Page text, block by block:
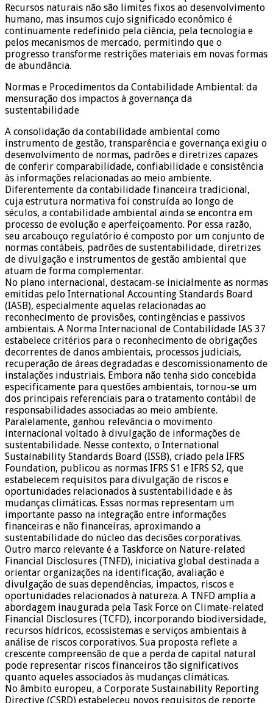
Recursos naturais não são limites fixos ao desenvolvimento
humano, mas insumos cujo significado econômico é
continuamente redefinido pela ciência, pela tecnologia e
pelos mecanismos de mercado, permitindo que o
progresso transforme restrições materiais em novas formas
de abundância.
Normas e Procedimentos da Contabilidade Ambiental: da
mensuração dos impactos à governança da
sustentabilidade
A consolidação da contabilidade ambiental como
instrumento de gestão, transparência e governança exigiu o
desenvolvimento de normas, padrões e diretrizes capazes
de conferir comparabilidade, confiabilidade e consistência
às informações relacionadas ao meio ambiente.
Diferentemente da contabilidade financeira tradicional,
cuja estrutura normativa foi construída ao longo de
séculos, a contabilidade ambiental ainda se encontra em
processo de evolução e aperfeiçoamento. Por essa razão,
seu arcabouço regulatório é composto por um conjunto de
normas contábeis, padrões de sustentabilidade, diretrizes
de divulgação e instrumentos de gestão ambiental que
atuam de forma complementar.
No plano internacional, destacam-se inicialmente as normas
emitidas pelo International Accounting Standards Board
(IASB), especialmente aquelas relacionadas ao
reconhecimento de provisões, contingências e passivos
ambientais. A Norma Internacional de Contabilidade IAS 37
estabelece critérios para o reconhecimento de obrigações
decorrentes de danos ambientais, processos judiciais,
recuperação de áreas degradadas e descomissionamento de
instalações industriais. Embora não tenha sido concebida
especificamente para questões ambientais, tornou-se um
dos principais referenciais para o tratamento contábil de
responsabilidades associadas ao meio ambiente.
Paralelamente, ganhou relevância o movimento
internacional voltado à divulgação de informações de
sustentabilidade. Nesse contexto, o International
Sustainability Standards Board (ISSB), criado pela IFRS
Foundation, publicou as normas IFRS S1 e IFRS S2, que
estabelecem requisitos para divulgação de riscos e
oportunidades relacionados à sustentabilidade e às
mudanças climáticas. Essas normas representam um
importante passo na integração entre informações
financeiras e não financeiras, aproximando a
sustentabilidade do núcleo das decisões corporativas.
Outro marco relevante é a Taskforce on Nature-related
Financial Disclosures (TNFD), iniciativa global destinada a
orientar organizações na identificação, avaliação e
divulgação de suas dependências, impactos, riscos e
oportunidades relacionados à natureza. A TNFD amplia a
abordagem inaugurada pela Task Force on Climate-related
Financial Disclosures (TCFD), incorporando biodiversidade,
recursos hídricos, ecossistemas e serviços ambientais à
análise de riscos corporativos. Sua proposta reflete a
crescente compreensão de que a perda de capital natural
pode representar riscos financeiros tão significativos
quanto aqueles associados às mudanças climáticas.
No âmbito europeu, a Corporate Sustainability Reporting
Directive (CSRD) estabeleceu novos requisitos de reporte